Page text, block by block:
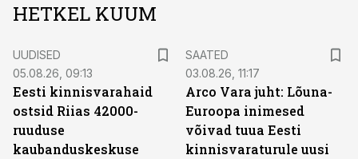
HETKEL KUUM
UUDISED
05.08.26, 09:13
Eesti kinnisvarahaid
ostsid Riias 42000-
ruuduse
kaubanduskeskuse
SAATED
03.08.26, 11:17
Arco Vara juht: Lõuna-
Euroopa inimesed
võivad tuua Eesti
kinnisvaraturule uusi